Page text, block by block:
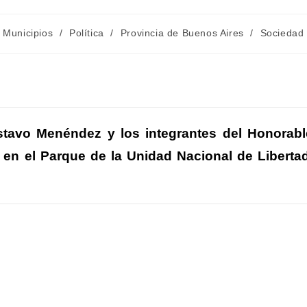
Municipios / Política / Provincia de Buenos Aires / Sociedad
Menéndez y los integrantes del
el Parque de la Unidad Nacional de